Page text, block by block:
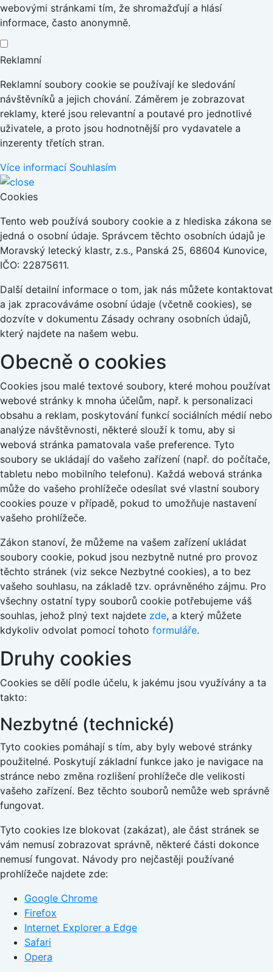
webovými stránkami tím, že shromažďují a hlásí
informace, často anonymně.
Reklamní
Reklamní soubory cookie se používají ke sledování
návštěvníků a jejich chování. Záměrem je zobrazovat
reklamy, které jsou relevantní a poutavé pro jednotlivé
uživatele, a proto jsou hodnotnější pro vydavatele a
inzerenty třetích stran.
Více informací Souhlasím
Cookies
Tento web používá soubory cookie a z hlediska zákona se
jedná o osobní údaje. Správcem těchto osobních údajů je
Moravský letecký klastr, z.s., Panská 25, 68604 Kunovice,
IČO: 22875611.
Další detailní informace o tom, jak nás můžete kontaktovat
a jak zpracováváme osobní údaje (včetně cookies), se
dozvíte v dokumentu Zásady ochrany osobních údajů,
který najdete na našem webu.
Obecně o cookies
Cookies jsou malé textové soubory, které mohou používat
webové stránky k mnoha účelům, např. k personalizaci
obsahu a reklam, poskytování funkcí sociálních médií nebo
analýze návštěvnosti, některé slouží k tomu, aby si
webová stránka pamatovala vaše preference. Tyto
soubory se ukládají do vašeho zařízení (např. do počítače,
tabletu nebo mobilního telefonu). Každá webová stránka
může do vašeho prohlížeče odesílat své vlastní soubory
cookies pouze v případě, pokud to umožňuje nastavení
vašeho prohlížeče.
Zákon stanoví, že můžeme na vašem zařízení ukládat
soubory cookie, pokud jsou nezbytně nutné pro provoz
těchto stránek (viz sekce Nezbytné cookies), a to bez
vašeho souhlasu, na základě tzv. oprávněného zájmu. Pro
všechny ostatní typy souborů cookie potřebujeme váš
souhlas, jehož plný text najdete zde, a který můžete
kdykoliv odvolat pomocí tohoto formuláře.
Druhy cookies
Cookies se dělí podle účelu, k jakému jsou využívány a ta
takto:
Nezbytné (technické)
Tyto cookies pomáhají s tím, aby byly webové stránky
použitelné. Poskytují základní funkce jako je navigace na
stránce nebo změna rozlišení prohlížeče dle velikosti
vašeho zařízení. Bez těchto souborů nemůže web správně
fungovat.
Tyto cookies lze blokovat (zakázat), ale část stránek se
vám nemusí zobrazovat správně, některé části dokonce
nemusí fungovat. Návody pro nejčastěji používané
prohlížeče najdete zde:
Google Chrome
Firefox
Internet Explorer a Edge
Safari
Opera